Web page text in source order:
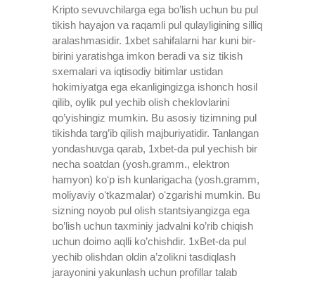
Kripto sevuvchilarga ega bo’lish uchun bu pul
tikish hayajon va raqamli pul qulayligining silliq
aralashmasidir. 1xbet sahifalarni har kuni bir-
birini yaratishga imkon beradi va siz tikish
sxemalari va iqtisodiy bitimlar ustidan
hokimiyatga ega ekanligingizga ishonch hosil
qilib, oylik pul yechib olish cheklovlarini
qo’yishingiz mumkin. Bu asosiy tizimning pul
tikishda targ’ib qilish majburiyatidir. Tanlangan
yondashuvga qarab, 1xbet-da pul yechish bir
necha soatdan (yosh.gramm., elektron
hamyon) koʻp ish kunlarigacha (yosh.gramm,
moliyaviy oʻtkazmalar) oʻzgarishi mumkin. Bu
sizning noyob pul olish stantsiyangizga ega
bo’lish uchun taxminiy jadvalni ko’rib chiqish
uchun doimo aqlli ko’chishdir. 1xBet-da pul
yechib olishdan oldin a’zolikni tasdiqlash
jarayonini yakunlash uchun profillar talab